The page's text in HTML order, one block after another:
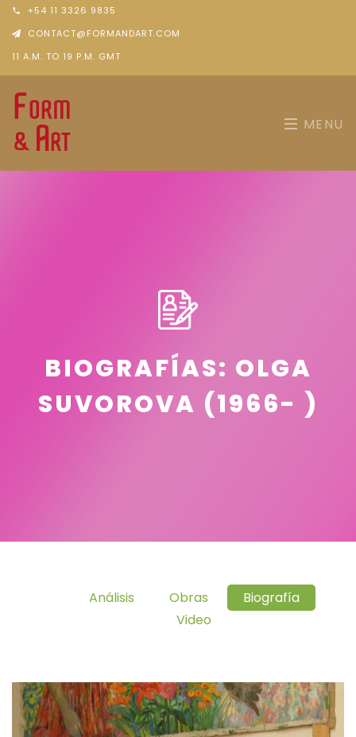
+54 11 3326 9835
CONTACT@FORMANDART.COM
11 A.M. TO 19 P.M. GMT
MENU
BIOGRAFÍAS: OLGA
SUVOROVA (1966- )
Análisis Obras
Biografía
Video